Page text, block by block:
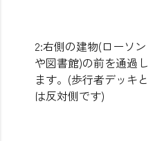
2:右側の建物(ローソン
や図書館)の前を通過し
ます。(歩行者デッキと
は反対側です)